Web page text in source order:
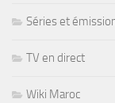
Séries et
TV en direct
Wiki Maroc